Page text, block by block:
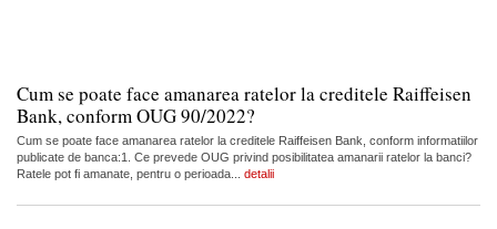
Cum se poate face amanarea ratelor la creditele Raiffeisen
Bank, conform OUG 90/2022?
Cum se poate face amanarea ratelor la creditele Raiffeisen Bank, conform informatiilor
publicate de banca:1. Ce prevede OUG privind posibilitatea amanarii ratelor la banci?
Ratele pot fi amanate, pentru o perioada... detalii